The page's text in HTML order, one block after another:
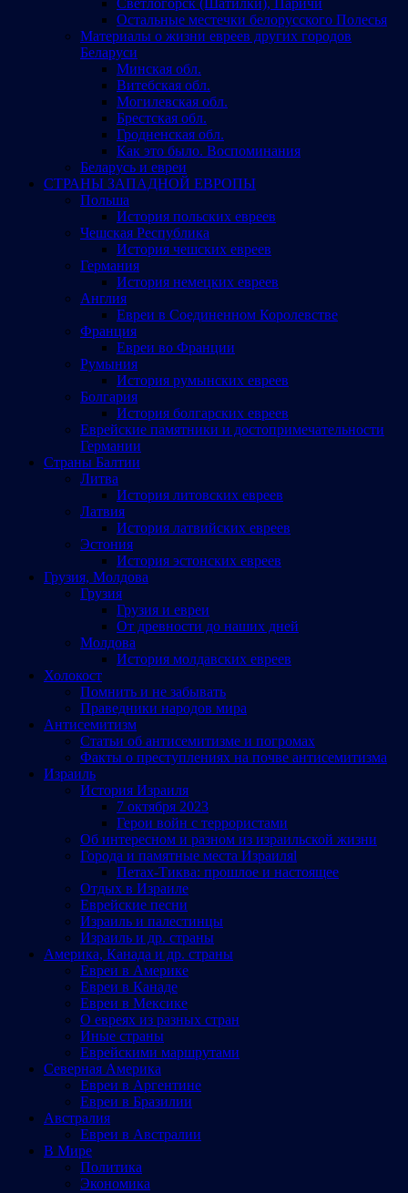
Остальные местечки белорусского Полесья
Материалы о жизни евреев других городов
Беларуси
Минская обл.
Витебская обл.
Могилевская обл.
Брестская обл.
Гродненская обл.
Как это было. Воспоминания
Беларусь и евреи
СТРАНЫ ЗАПАДНОЙ ЕВРОПЫ
Польша
История польских евреев
Чешская Республика
История чешских евреев
Германия
История немецких евреев
Англия
Евреи в Соединенном Королевстве
Франция
Евреи во Франции
Румыния
История румынских евреев
Болгария
История болгарских евреев
Еврейские памятники и достопримечательности
Германии
Страны Балтии
Литва
История литовских евреев
Латвия
История латвийских евреев
Эстония
История эстонских евреев
Грузия, Молдова
Грузия
Грузия и евреи
От древности до наших дней
Молдова
История молдавских евреев
Холокост
Помнить и не забывать
Праведники народов мира
Антисемитизм
Статьи об антисемитизме и погромах
Факты о преступлениях на почве антисемитизма
Израиль
История Израиля
7 октября 2023
Герои войн с террористами
Об интересном и разном из израильской жизни
Города и памятные места Израиляl
Петах-Тиква: прошлое и настоящее
Отдых в Израиле
Еврейские песни
Израиль и палестинцы
Израиль и др. страны
Америка, Канада и др. страны
Евреи в Америке
Евреи в Канаде
Евреи в Мексике
О евреях из разных стран
Иные страны
Еврейскими маршрутами
Северная Америка
Евреи в Аргентине
Евреи в Бразилии
Австралия
Евреи в Австралии
В Мире
Политика
Экономика